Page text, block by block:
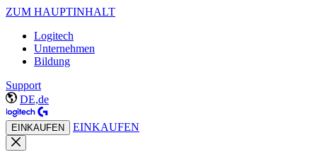
ZUM HAUPTINHALT
Logitech
Unternehmen
Bildung
Support
DE,de
EINKAUFEN EINKAUFEN